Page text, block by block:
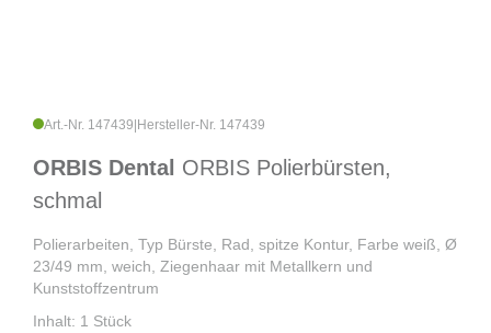
Art.-Nr. 147439 Hersteller-Nr. 147439
ORBIS Dental ORBIS Polierbürsten,
schmal
Polierarbeiten, Typ Bürste, Rad, spitze Kontur, Farbe weiß, Ø
23/49 mm, weich, Ziegenhaar mit Metallkern und
Kunststoffzentrum
Inhalt: 1 Stück